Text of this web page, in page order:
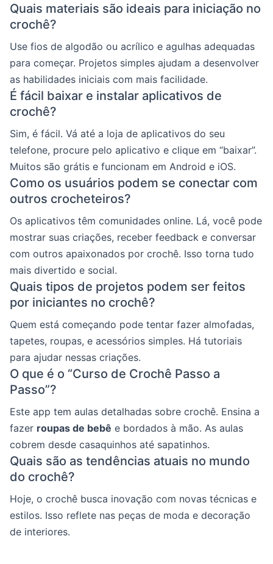
Quais materiais são ideais para iniciação no
crochê?
Use fios de algodão ou acrílico e agulhas adequadas
para começar. Projetos simples ajudam a desenvolver
as habilidades iniciais com mais facilidade.
É fácil baixar e instalar aplicativos de
crochê?
Sim, é fácil. Vá até a loja de aplicativos do seu
telefone, procure pelo aplicativo e clique em “baixar”.
Muitos são grátis e funcionam em Android e iOS.
Como os usuários podem se conectar com
outros crocheteiros?
Os aplicativos têm comunidades online. Lá, você pode
mostrar suas criações, receber feedback e conversar
com outros apaixonados por crochê. Isso torna tudo
mais divertido e social.
Quais tipos de projetos podem ser feitos
por iniciantes no crochê?
Quem está começando pode tentar fazer almofadas,
tapetes, roupas, e acessórios simples. Há tutoriais
para ajudar nessas criações.
O que é o “Curso de Crochê Passo a
Passo”?
Este app tem aulas detalhadas sobre crochê. Ensina a
fazer roupas de bebê e bordados à mão. As aulas
cobrem desde casaquinhos até sapatinhos.
Quais são as tendências atuais no mundo
do crochê?
Hoje, o crochê busca inovação com novas técnicas e
estilos. Isso reflete nas peças de moda e decoração
de interiores.